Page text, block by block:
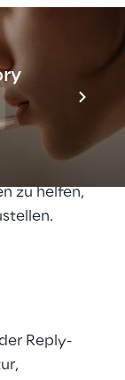
erreichen -
Reply
zu helfen,
Reply-